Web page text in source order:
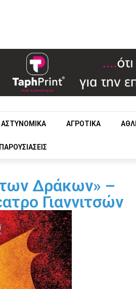
ΑΣΤΥΝΟΜΙΚΑ ΑΓΡΟΤΙΚΑ
ΠΑΡΟΥΣΙΑΣΕΙΣ
των Δράκων» –
Γιαννιτσών